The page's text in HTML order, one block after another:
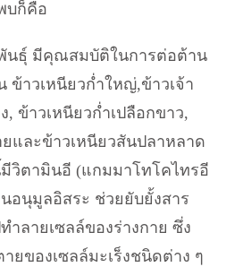
บก็คือ
นธุ์ มีคุณสมบัติในการต่อต้าน
ข้าวเหนียวก่ำใหญ่,ข้าวเจ้า
, ข้าวเหนียวก่ำเปลือกขาว,
และข้าวเหนียวสันปลาหลาด
วิตามินอี (แกมมาโทโคไทรอี
อนุมูลอิสระ ช่วยยับยั้งสาร
ำลายเซลล์ของร่างกาย ซึ่ง
ยของเซลล์มะเร็งชนิดต่าง ๆ